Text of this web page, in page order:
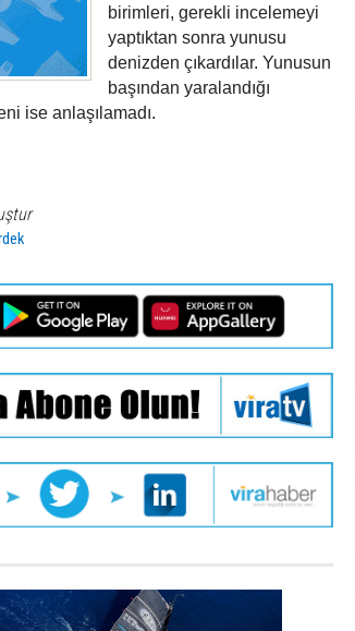
birimleri, gerekli incelemeyi
yaptıktan sonra yunusu
denizden çıkardılar. Yunusun
başından yaralandığı
ise anlaşılamadı.